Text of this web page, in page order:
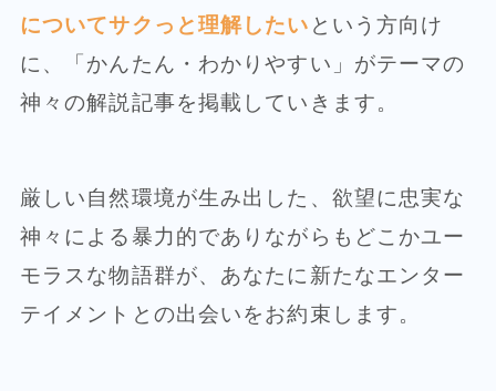
についてサクっと理解したい という方向け
に、「かんたん・わかりやすい」がテーマの
神々の解説記事を掲載していきます。
厳しい自然環境が生み出した、欲望に忠実な
神々による暴力的でありながらもどこかユー
モラスな物語群が、あなたに新たなエンター
テイメントとの出会いをお約束します。